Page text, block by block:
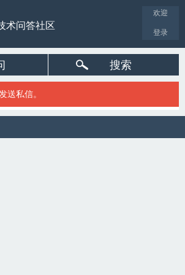
欢迎
登录
术问答社区
搜索
送私信。